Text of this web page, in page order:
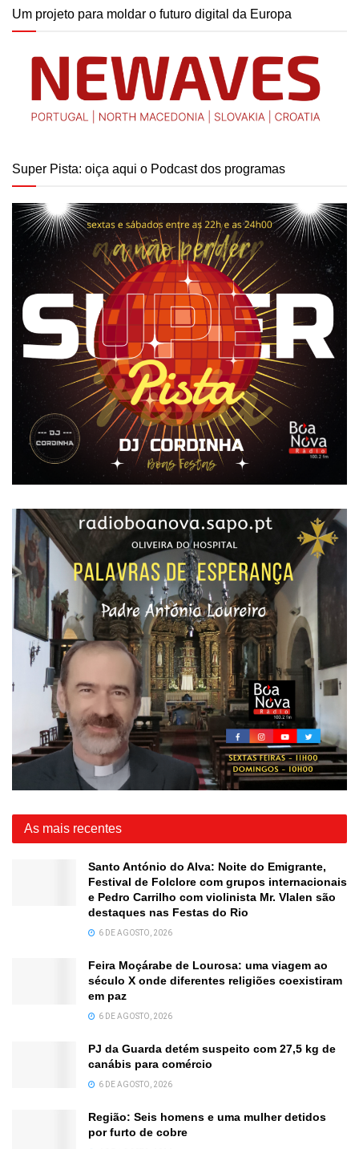
Um projeto para moldar o futuro digital da Europa
Super Pista: oiça aqui o Podcast dos programas
As mais recentes
Santo António do Alva: Noite do Emigrante,
Festival de Folclore com grupos internacionais
e Pedro Carrilho com violinista Mr. Vlalen são
destaques nas Festas do Rio
6 DE AGOSTO, 2026
Feira Moçárabe de Lourosa: uma viagem ao
século X onde diferentes religiões coexistiram
em paz
6 DE AGOSTO, 2026
PJ da Guarda detém suspeito com 27,5 kg de
canábis para comércio
6 DE AGOSTO, 2026
Região: Seis homens e uma mulher detidos
por furto de cobre